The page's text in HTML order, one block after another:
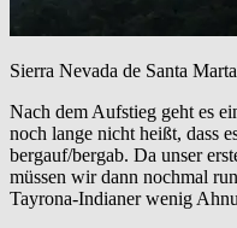
Sierra Nevada de Santa Marta
Nach dem Aufstieg geht es
noch lange nicht heißt, dass
bergauf/bergab. Da unser
müssen wir dann nochmal
Tayrona-Indianer wenig